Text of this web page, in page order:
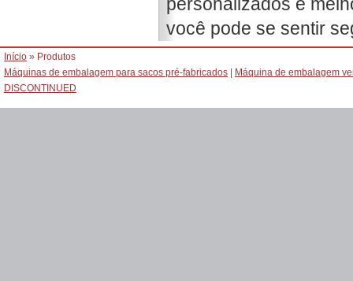
você pode se sentir
Início » Produtos
Máquinas de embalagem para sacos pré-fabricados
Máquina de embalagem
DISCONTINUED